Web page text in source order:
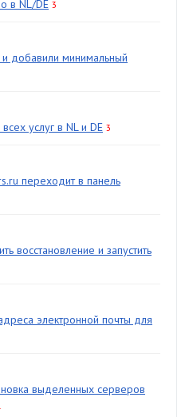
в NL/DE 3
добавили минимальный
услуг в NL и DE 3
переходит в панель
восстановление и запустить
электронной почты для
выделенных серверов